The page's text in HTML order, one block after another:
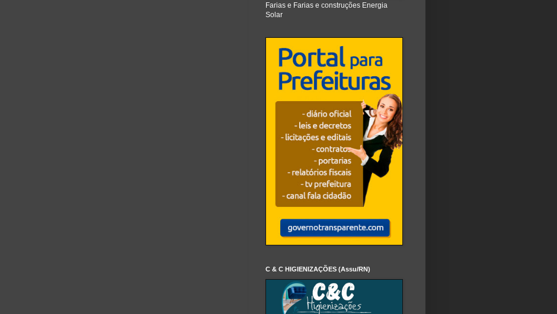
Farias e Farias e construções Energia
Solar
C & C HIGIENIZAÇÕES (Assu/RN)